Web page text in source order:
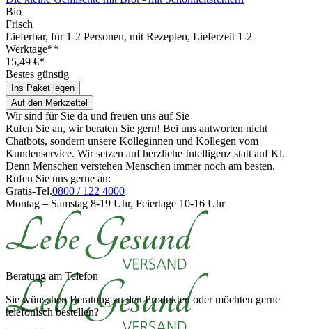
Bio
Frisch
Lieferbar, für 1-2 Personen, mit Rezepten, Lieferzeit 1-2
Werktage**
15,49 €*
Bestes günstig
Ins Paket legen
Auf den Merkzettel
Wir sind für Sie da und freuen uns auf Sie
Rufen Sie an, wir beraten Sie gern! Bei uns antworten nicht
Chatbots, sondern unsere Kolleginnen und Kollegen vom
Kundenservice. Wir setzen auf herzliche Intelligenz statt auf Kl.
Denn Menschen verstehen Menschen immer noch am besten.
Rufen Sie uns gerne an:
Gratis-Tel.0800 / 122 4000
Montag – Samstag 8-19 Uhr, Feiertage 10-16 Uhr
Beratung am Telefon
Sie wünschen Beratung zu den Produkten oder möchten gerne
telefonisch bestellen?